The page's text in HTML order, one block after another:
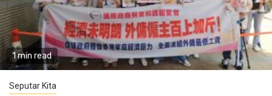
1 min read
Seputar Kita